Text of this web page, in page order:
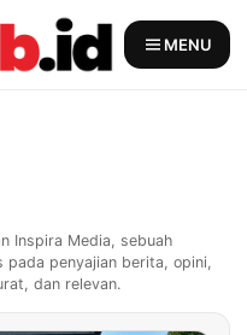
MENU
Inspira Media, sebuah
penyajian berita, opini,
dan relevan.